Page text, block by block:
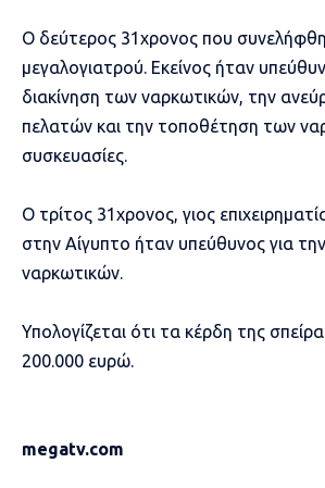
Ο δεύτερος 31χρονος που συνελήφθη
μεγαλογιατρού. Εκείνος ήταν
διακίνηση των ναρκωτικών, την
πελατών και την τοποθέτηση των
συσκευασίες.
Ο τρίτος 31χρονος, γιος
στην Αίγυπτο ήταν υπεύθυνος για
ναρκωτικών.
Υπολογίζεται ότι τα κέρδη της
200.000 ευρώ.
megatv.com